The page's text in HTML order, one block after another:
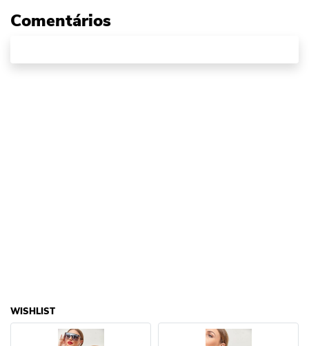
Comentários
WISHLIST